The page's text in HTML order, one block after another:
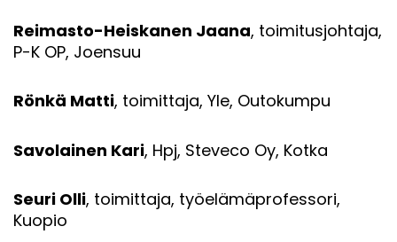
Reimasto-Heiskanen Jaana, toimitusjohtaja,
P-K OP, Joensuu
Rönkä Matti, toimittaja, Yle, Outokumpu
Savolainen Kari, Hpj, Steveco Oy, Kotka
Seuri Olli, toimittaja, työelämäprofessori,
Kuopio